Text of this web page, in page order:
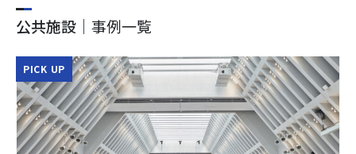
公共施設 ｜事例一覧
PICK UP